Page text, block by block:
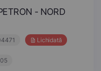
- NORD
Lichidată